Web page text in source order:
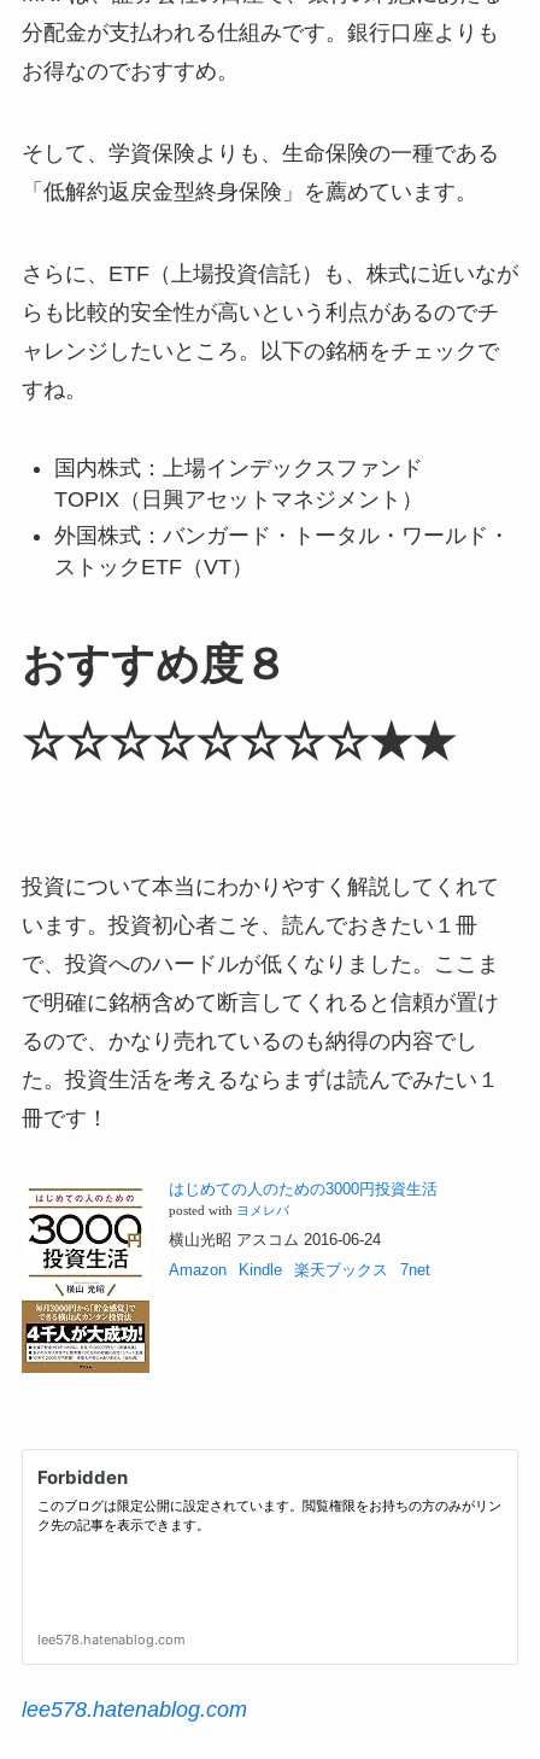
分配金が支払われる仕組みです。銀行口座よりも
お得なのでおすすめ。
そして、学資保険よりも、生命保険の一種である
「低解約返戻金型終身保険」を薦めています。
さらに、ETF（上場投資信託）も、株式に近いなが
らも比較的安全性が高いという利点があるのでチ
ャレンジしたいところ。以下の銘柄をチェックで
すね。
国内株式：上場インデックスファンド
TOPIX（日興アセットマネジメント）
外国株式：バンガード・トータル・ワールド・
ストックETF（VT）
おすすめ度８
☆☆☆☆☆☆☆☆★★
投資について本当にわかりやすく解説してくれて
います。投資初心者こそ、読んでおきたい１冊
で、投資へのハードルが低くなりました。ここま
で明確に銘柄含めて断言してくれると信頼が置け
るので、かなり売れているのも納得の内容でし
た。投資生活を考えるならまずは読んでみたい１
冊です！
はじめての人のための3000円投資生活
posted with ヨメレバ
横山光昭 アスコム 2016-06-24
Amazon
Kindle 楽天ブックス 7net
lee578.hatenablog.com